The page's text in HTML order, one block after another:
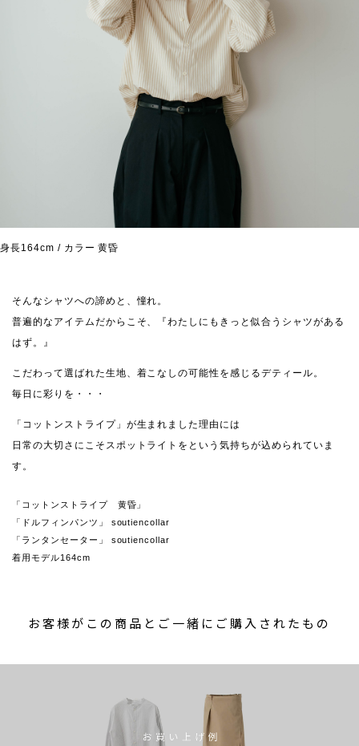
身長164cm / カラー 黄昏
そんなシャツへの諦めと、憧れ。
普遍的なアイテムだからこそ、『わたしにもきっと似合うシャツがある
はず。』
こだわって選ばれた生地、着こなしの可能性を感じるデティール。
毎日に彩りを・・・
「コットンストライプ」が生まれました理由には
日常の大切さにこそスポットライトをという気持ちが込められていま
す。
「コットンストライプ 黄昏」
「ドルフィンパンツ」 soutiencollar
「ランタンセーター」 soutiencollar
着用モデル164cm
お客様がこの商品とご一緒にご購入されたもの